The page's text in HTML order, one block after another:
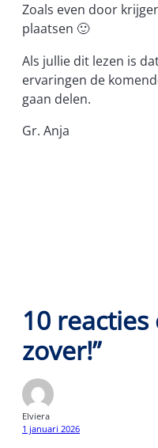
Zoals even door
plaatsen 🙂
Als jullie dit lezen is
ervaringen de
gaan delen.
Gr. Anja
10 reacties
zover!”
Elviera
1 januari 2026